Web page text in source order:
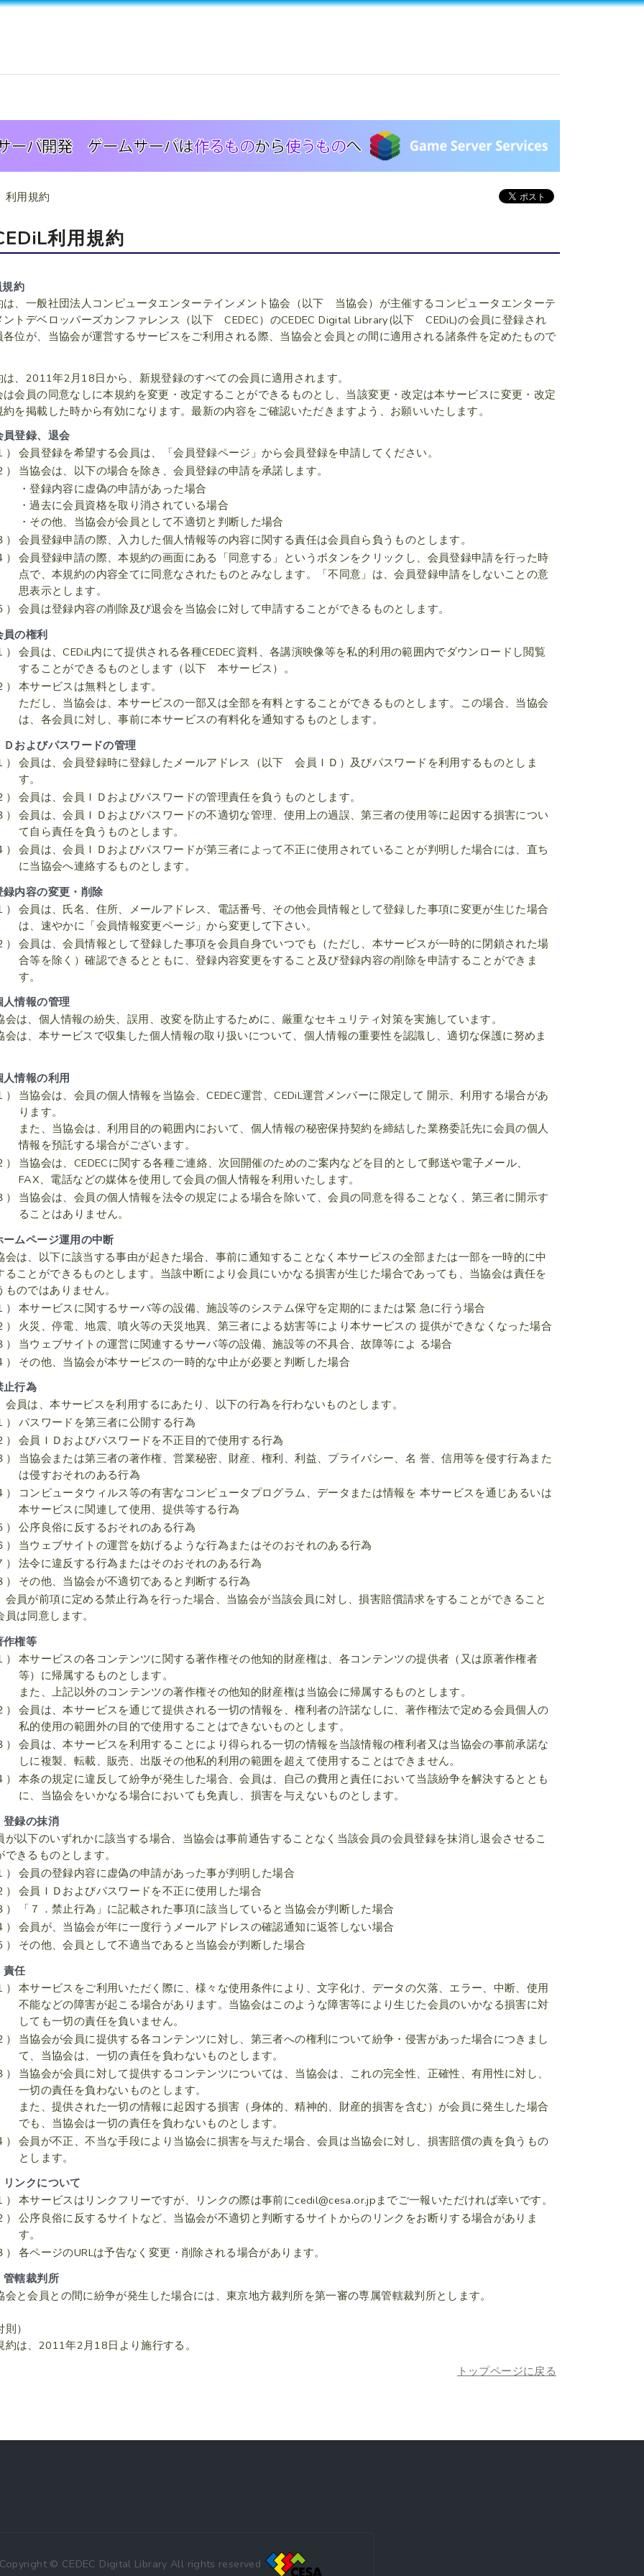
利用規約
利用規約
約
は、一般社団法人コンピュータエンターテインメント協会（以下 当協会）が主催するコンピュータエンターテ
ントデベロッパーズカンファレンス（以下 CEDEC）のCEDEC Digital Library(以下 CEDiL)の会員に登録され
各位が、当協会が運営するサービスをご利用される際、当協会と会員との間に適用される諸条件を定めたもので
は、2011年2月18日から、新規登録のすべての会員に適用されます。
は会員の同意なしに本規約を変更・改定することができるものとし、当該変更・改定は本サービスに変更・改定
約を掲載した時から有効になります。最新の内容をご確認いただきますよう、お願いいたします。
員登録、退会
） 会員登録を希望する会員は、「会員登録ページ」から会員登録を申請してください。
）
当協会は、以下の場合を除き、会員登録の申請を承諾します。
・登録内容に虚偽の申請があった場合
・過去に会員資格を取り消されている場合
・その他、当協会が会員として不適切と判断した場合
） 会員登録申請の際、入力した個人情報等の内容に関する責任は会員自ら負うものとします。
） 会員登録申請の際、本規約の画面にある「同意する」というボタンをクリックし、会員登録申請を行った時
点で、本規約の内容全てに同意なされたものとみなします。「不同意」は、会員登録申請をしないことの意
思表示とします。
） 会員は登録内容の削除及び退会を当協会に対して申請することができるものとします。
員の権利
） 会員は、CEDiL内にて提供される各種CEDEC資料、各講演映像等を私的利用の範囲内でダウンロードし閲覧
することができるものとします（以下 本サービス）。
） 本サービスは無料とします。
ただし、当協会は、本サービスの一部又は全部を有料とすることができるものとします。この場合、当協会
は、各会員に対し、事前に本サービスの有料化を通知するものとします。
Ｄおよびパスワードの管理
） 会員は、会員登録時に登録したメールアドレス（以下 会員ＩＤ）及びパスワードを利用するものとしま
す。
） 会員は、会員ＩＤおよびパスワードの管理責任を負うものとします。
） 会員は、会員ＩＤおよびパスワードの不適切な管理、使用上の過誤、第三者の使用等に起因する損害につい
て自ら責任を負うものとします。
） 会員は、会員ＩＤおよびパスワードが第三者によって不正に使用されていることが判明した場合には、直ち
に当協会へ連絡するものとします。
録内容の変更・削除
） 会員は、氏名、住所、メールアドレス、電話番号、その他会員情報として登録した事項に変更が生じた場合
は、速やかに「会員情報変更ページ」から変更して下さい。
） 会員は、会員情報として登録した事項を会員自身でいつでも（ただし、本サービスが一時的に閉鎖された場
合等を除く）確認できるとともに、登録内容変更をすること及び登録内容の削除を申請することができま
す。
人情報の管理
会は、個人情報の紛失、誤用、改変を防止するために、厳重なセキュリティ対策を実施しています。
会は、本サービスで収集した個人情報の取り扱いについて、個人情報の重要性を認識し、適切な保護に努めま
人情報の利用
）
当協会は、会員の個人情報を当協会、CEDEC運営、CEDiL運営メンバーに限定して 開示、利用する場合があ
ります。
また、当協会は、利用目的の範囲内において、個人情報の秘密保持契約を締結した業務委託先に会員の個人
情報を預託する場合がございます。
）
当協会は、CEDECに関する各種ご連絡、次回開催のためのご案内などを目的として郵送や電子メール、
FAX、電話などの媒体を使用して会員の個人情報を利用いたします。
）
当協会は、会員の個人情報を法令の規定による場合を除いて、会員の同意を得ることなく、第三者に開示す
ることはありません。
ームページ運用の中断
会は、以下に該当する事由が起きた場合、事前に通知することなく本サービスの全部または一部を一時的に中
ることができるものとします。当該中断により会員にいかなる損害が生じた場合であっても、当協会は責任を
ものではありません。
） 本サービスに関するサーバ等の設備、施設等のシステム保守を定期的にまたは緊 急に行う場合
）
火災、停電、地震、噴火等の天災地異、第三者による妨害等により本サービスの 提供ができなくなった場合
）
当ウェブサイトの運営に関連するサーバ等の設備、施設等の不具合、故障等によ る場合
）
その他、当協会が本サービスの一時的な中止が必要と判断した場合
止行為
員は、本サービスを利用するにあたり、以下の行為を行わないものとします。
） パスワードを第三者に公開する行為
） 会員ＩＤおよびパスワードを不正目的で使用する行為
）
当協会または第三者の著作権、営業秘密、財産、権利、利益、プライバシー、名 誉、信用等を侵す行為また
は侵すおそれのある行為
）
コンピュータウィルス等の有害なコンピュータプログラム、データまたは情報を 本サービスを通じあるいは
本サービスに関連して使用、提供等する行為
） 公序良俗に反するおそれのある行為
）
当ウェブサイトの運営を妨げるような行為またはそのおそれのある行為
） 法令に違反する行為またはそのおそれのある行為
）
その他、当協会が不適切であると判断する行為
員が前項に定める禁止行為を行った場合、当協会が当該会員に対し、損害賠償請求をすることができること
員は同意します。
作権等
） 本サービスの各コンテンツに関する著作権その他知的財産権は、各コンテンツの提供者（又は原著作権者
等）に帰属するものとします。
また、上記以外のコンテンツの著作権その他知的財産権は当協会に帰属するものとします。
） 会員は、本サービスを通じて提供される一切の情報を、権利者の許諾なしに、著作権法で定める会員個人の
私的使用の範囲外の目的で使用することはできないものとします。
） 会員は、本サービスを利用することにより得られる一切の情報を当該情報の権利者又は当協会の事前承諾な
しに複製、転載、販売、出版その他私的利用の範囲を超えて使用することはできません。
） 本条の規定に違反して紛争が発生した場合、会員は、自己の費用と責任において当該紛争を解決するととも
に、当協会をいかなる場合においても免責し、損害を与えないものとします。
登録の抹消
が以下のいずれかに該当する場合、当協会は事前通告することなく当該会員の会員登録を抹消し退会させるこ
できるものとします。
） 会員の登録内容に虚偽の申請があった事が判明した場合
） 会員ＩＤおよびパスワードを不正に使用した場合
）
「７．禁止行為」に記載された事項に該当していると当協会が判断した場合
） 会員が、当協会が年に一度行うメールアドレスの確認通知に返答しない場合
）
その他、会員として不適当であると当協会が判断した場合
責任
） 本サービスをご利用いただく際に、様々な使用条件により、文字化け、データの欠落、エラー、中断、使用
不能などの障害が起こる場合があります。当協会はこのような障害等により生じた会員のいかなる損害に対
しても一切の責任を負いません。
）
当協会が会員に提供する各コンテンツに対し、第三者への権利について紛争・侵害があった場合につきまし
て、当協会は、一切の責任を負わないものとします。
）
当協会が会員に対して提供するコンテンツについては、当協会は、これの完全性、正確性、有用性に対し、
一切の責任を負わないものとします。
また、提供された一切の情報に起因する損害（身体的、精神的、財産的損害を含む）が会員に発生した場合
でも、当協会は一切の責任を負わないものとします。
） 会員が不正、不当な手段により当協会に損害を与えた場合、会員は当協会に対し、損害賠償の責を負うもの
とします。
リンクについて
） 本サービスはリンクフリーですが、リンクの際は事前にcedil@cesa.or.jpまでご一報いただければ幸いです。
） 公序良俗に反するサイトなど、当協会が不適切と判断するサイトからのリンクをお断りする場合がありま
す。
） 各ページのURLは予告なく変更・削除される場合があります。
管轄裁判所
会と会員との間に紛争が発生した場合には、東京地方裁判所を第一審の専属管轄裁判所とします。
則）
約は、2011年2月18日より施行する。
トップページに戻る
Copyright © CEDEC Digital Library All rights reserved